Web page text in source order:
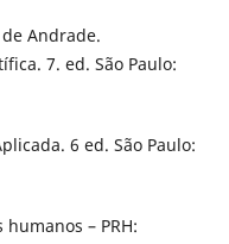
de Andrade.
7. ed. São Paulo:
6 ed. São Paulo:
– PRH: